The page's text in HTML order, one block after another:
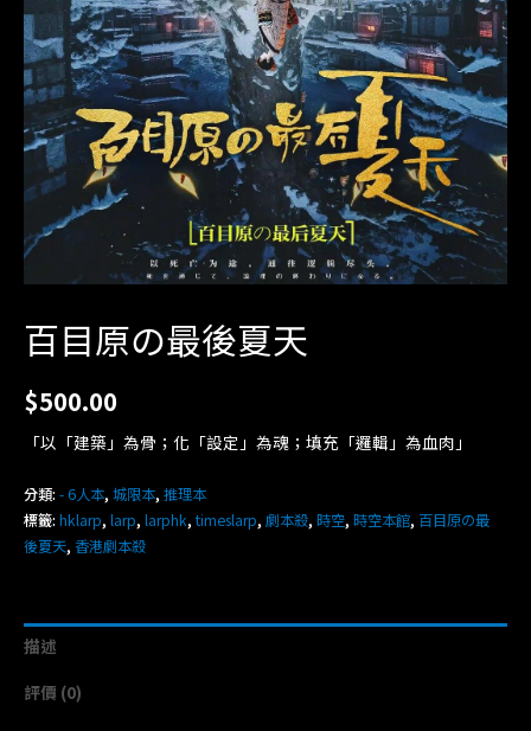
百目原の最後夏天
$500.00
「以「建築」為骨；化「設定」為魂；填充「邏輯」為血肉」
分類: - 6人本,城限本,推理本
標籤: hklarp,larp,larphk,timeslarp,劇本殺,時空,時空本館, 百目原の最
後夏天, 香港劇本殺
描述
評價 (0)